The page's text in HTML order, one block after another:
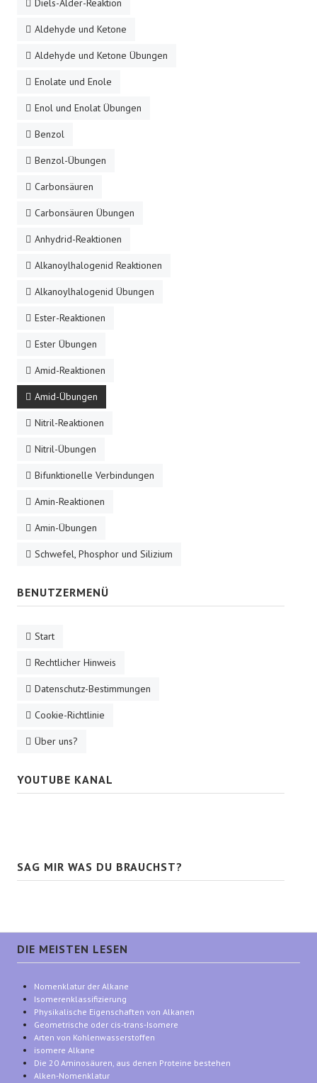
Diels-Alder-Reaktion
Aldehyde und Ketone
Aldehyde und Ketone Übungen
Enolate und Enole
Enol und Enolat Übungen
Benzol
Benzol-Übungen
Carbonsäuren
Carbonsäuren Übungen
Anhydrid-Reaktionen
Alkanoylhalogenid Reaktionen
Alkanoylhalogenid Übungen
Ester-Reaktionen
Ester Übungen
Amid-Reaktionen
Amid-Übungen
Nitril-Reaktionen
Nitril-Übungen
Bifunktionelle Verbindungen
Amin-Reaktionen
Amin-Übungen
Schwefel, Phosphor und Silizium
BENUTZERMENÜ
Start
Rechtlicher Hinweis
Datenschutz-Bestimmungen
Cookie-Richtlinie
Über uns?
YOUTUBE KANAL
SAG MIR WAS DU BRAUCHST?
DIE MEISTEN LESEN
Nomenklatur der Alkane
Isomerenklassifizierung
Physikalische Eigenschaften von Alkanen
Geometrische oder cis-trans-Isomere
Arten von Kohlenwasserstoffen
isomere Alkane
Die 20 Aminosäuren, aus denen Proteine bestehen
Alken-Nomenklatur